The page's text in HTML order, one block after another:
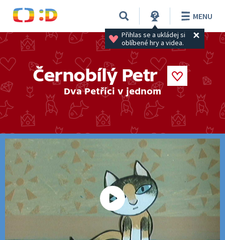
Přihlas se a ukládej si
oblíbené hry a videa.
MENU
Černobílý Petr
Dva Petříci v jednom